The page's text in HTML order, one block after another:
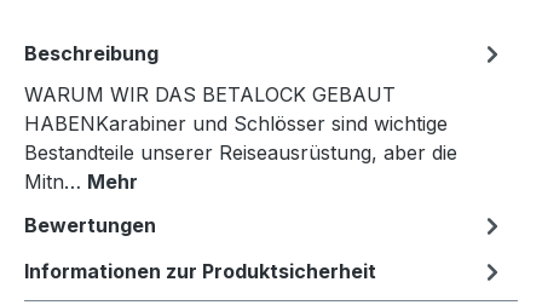
Beschreibung
WARUM WIR DAS BETALOCK GEBAUT
HABENKarabiner und Schlösser sind wichtige
Bestandteile unserer Reiseausrüstung, aber die
Mitn… Mehr
Bewertungen
Informationen zur Produktsicherheit